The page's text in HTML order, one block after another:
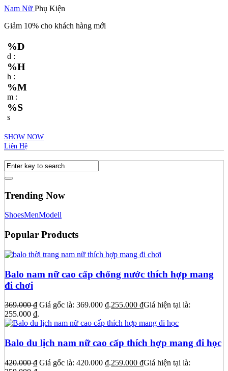
Nam Nữ Phụ Kiện
Giảm 10% cho khách hàng mới
%D
d :
%H
h :
%M
m :
%S
s
SHOW NOW
Liên Hệ
Trending Now
ShoesMenModell
Popular Products
Balo nam nữ cao cấp chống nước thích hợp mang
đi chơi
369.000₫ Giá gốc là: 369.000 ₫.255.000 ₫Giá hiện tại là:
255.000 ₫.
Balo du lịch nam nữ cao cấp thích hợp mang đi học
420.000₫ Giá gốc là: 420.000 ₫.259.000 ₫Giá hiện tại là: